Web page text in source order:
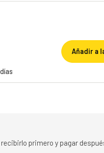
Añadir a
recibirlo primero y pagar